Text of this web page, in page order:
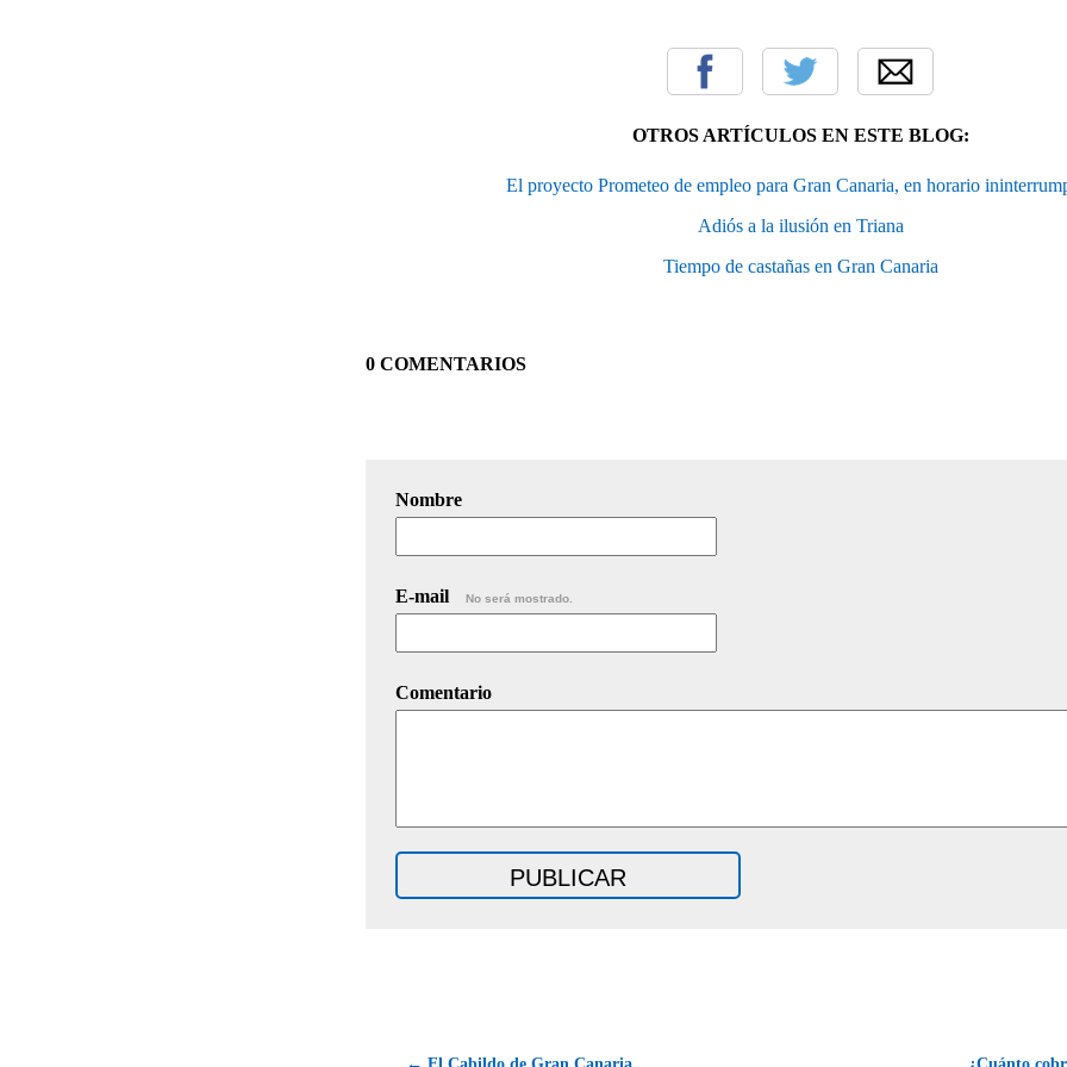
OTROS ARTÍCULOS EN ESTE BLOG:
El proyecto Prometeo de empleo para Gran Canaria, en horario
Adiós a la ilusión en Triana
Tiempo de castañas en Gran Canaria
0 COMENTARIOS
Nombre
E-mail No será mostrado.
Comentario